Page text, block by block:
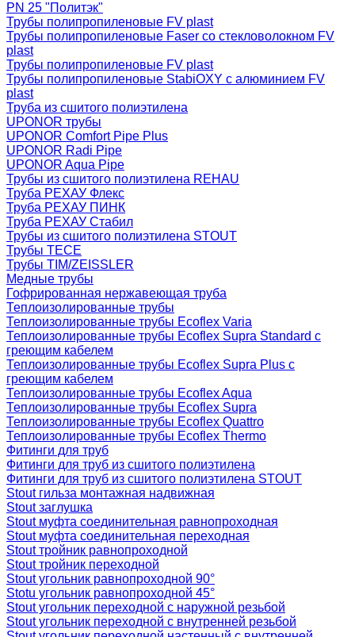
PN 25 "Политэк"
Трубы полипропиленовые FV plast
Трубы полипропиленовые Faser со стекловолокном FV
plast
Трубы полипропиленовые FV plast
Трубы полипропиленовые StabiOXY с алюминием FV
plast
Труба из сшитого полиэтилена
UPONOR трубы
UPONOR Comfort Pipe Plus
UPONOR Radi Pipe
UPONOR Aqua Pipe
Трубы из сшитого полиэтилена REHAU
Труба РЕХАУ Флекс
Труба РЕХАУ ПИНК
Труба РЕХАУ Стабил
Трубы из сшитого полиэтилена STOUT
Трубы TECE
Трубы TIM/ZEISSLER
Медные трубы
Гофрированная нержавеющая труба
Теплоизолированные трубы
Теплоизолированные трубы Ecoflex Varia
Теплоизолированные трубы Ecoflex Supra Standard с
греющим кабелем
Теплоизолированные трубы Ecoflex Supra Plus с
греющим кабелем
Теплоизолированные трубы Ecoflex Aqua
Теплоизолированные трубы Ecoflex Supra
Теплоизолированные трубы Ecoflex Quattro
Теплоизолированные трубы Ecoflex Thermo
Фитинги для труб
Фитинги для труб из сшитого полиэтилена
Фитинги для труб из сшитого полиэтилена STOUT
Stout гильза монтажная надвижная
Stout заглушка
Stout муфта соединительная равнопроходная
Stout муфта соединительная переходная
Stout тройник равнопроходной
Stout тройник переходной
Stout угольник равнопроходной 90°
Stotu угольник равнопроходной 45°
Stout угольник переходной с наружной резьбой
Stout угольник переходной с внутренней резьбой